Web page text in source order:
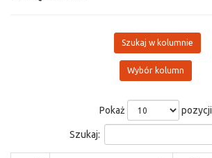
Szukaj w kolumnie
Wybór kolumn
Pokaż pozycji
Szukaj: